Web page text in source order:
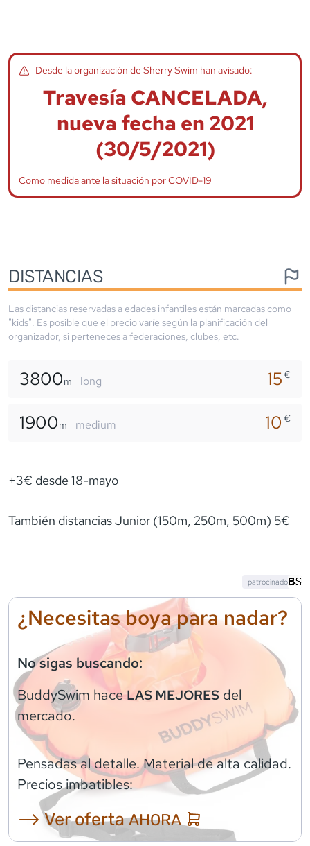
Desde la organización deSherry Swim han avisado:
Travesía CANCELADA,
nueva fecha en 2021
(30/5/2021)
Como medida ante la situación por COVID-19
DISTANCIAS
Las distancias reservadas a edades infantiles están marcadas como
"kids". Es posible que el precio varíe según la planificación del
organizador, si perteneces a federaciones, clubes, etc.
3800m long 15€
1900m medium 10€
+3€ desde 18-mayo
También distancias Junior (150m, 250m, 500m) 5€
¿Necesitas boya para nadar?
No sigas buscando:
BuddySwim haceLAS MEJORES del
mercado.
Pensadas al detalle. Material de alta calidad.
Precios imbatibles:
⟶ Ver ofertaAHORA
patrocinado